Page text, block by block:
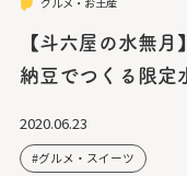
【斗六屋の水無
納豆でつくる限定
2020.06.23
グルメ・スイーツ